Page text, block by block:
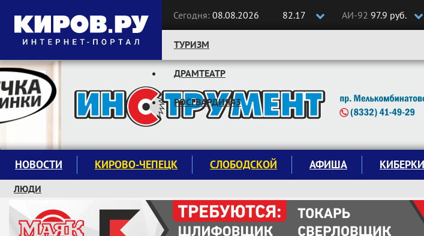
Сегодня: 08.08.2026 82.17 АИ-92 97.9 руб.
Следите за новостями:
ТУРИЗМ
ДРАМТЕАТР
РОСГВАРДИЯ43
НОВОСТИ КИРОВО-ЧЕПЕЦК СЛОБОДСКОЙ АФИША
ЛЮДИ
КРУЖКИ И СЕКЦИИ
ЗАВОДУ "МАЯК" 85 ЛЕТ